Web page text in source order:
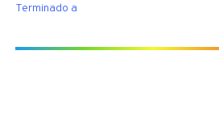
Terminado a